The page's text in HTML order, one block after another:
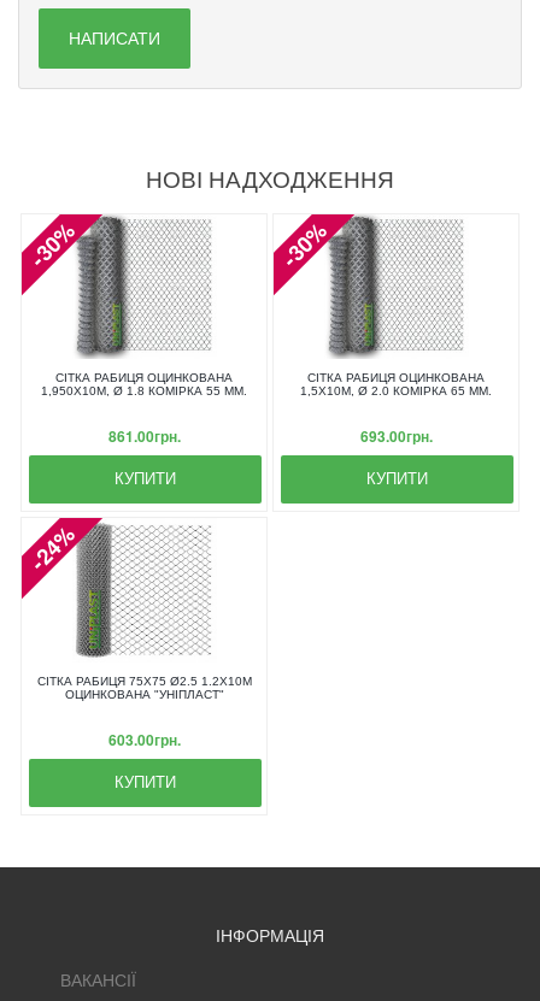
НАПИСАТИ
НОВІ НАДХОДЖЕННЯ
-30%
СІТКА РАБИЦЯ ОЦИНКОВАНА
1,950X10М, Ø 1.8 КОМІРКА 55 ММ.
861.00грн.
КУПИТИ
-30%
СІТКА РАБИЦЯ ОЦИНКОВАНА
1,5X10М, Ø 2.0 КОМІРКА 65 ММ.
693.00грн.
КУПИТИ
-24%
СІТКА РАБИЦЯ 75Х75 Ø2.5 1.2Х10М
ОЦИНКОВАНА "УНІПЛАСТ"
603.00грн.
КУПИТИ
ІНФОРМАЦІЯ
ВАКАНСІЇ